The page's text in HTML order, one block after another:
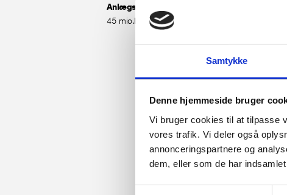
Samtykke
Denne hjemmeside bruger
Vi bruger cookies til at tilpasse
vores trafik. Vi deler også
annonceringspartnere og
dem, eller som de har
Anlægssum
45 mio.kr.